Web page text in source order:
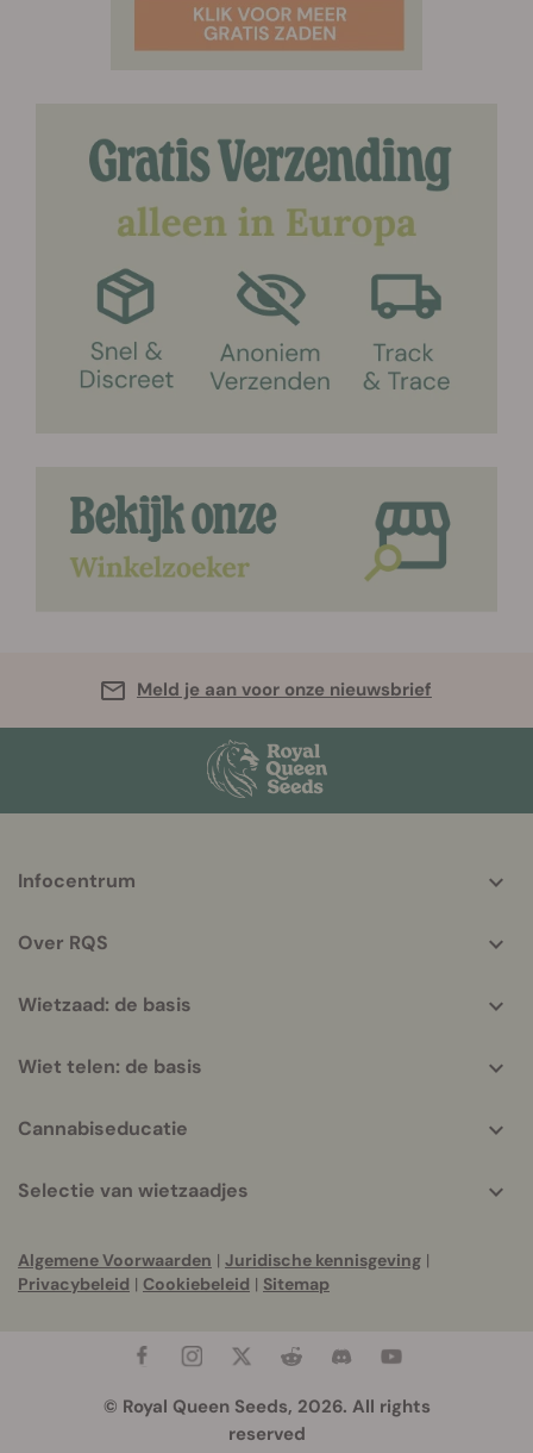
Meld je aan voor onze nieuwsbrief
helpful
Infocentrum
Over RQS
Wietzaad: de basis
Wiet telen: de basis
Cannabiseducatie
Selectie van wietzaadjes
Algemene Voorwaarden | Juridische kennisgeving |
Privacybeleid | Cookiebeleid | Sitemap
© Royal Queen Seeds, 2026. All rights
reserved